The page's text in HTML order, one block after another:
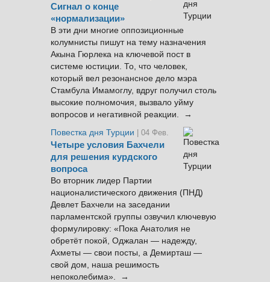
Сигнал о конце
«нормализации»
В эти дни многие оппозиционные
колумнисты пишут на тему назначения
Акына Гюрлека на ключевой пост в
системе юстиции. То, что человек,
который вел резонансное дело мэра
Стамбула Имамоглу, вдруг получил столь
высокие полномочия, вызвало уйму
вопросов и негативной реакции. →
Повестка дня Турции
| 04 Фев.
Четыре условия Бахчели
для решения курдского
вопроса
Во вторник лидер Партии
националистического движения (ПНД)
Девлет Бахчели на заседании
парламентской группы озвучил ключевую
формулировку: «Пока Анатолия не
обретёт покой, Оджалан — надежду,
Ахметы — свои посты, а Демирташ —
свой дом, наша решимость
непоколебима». →